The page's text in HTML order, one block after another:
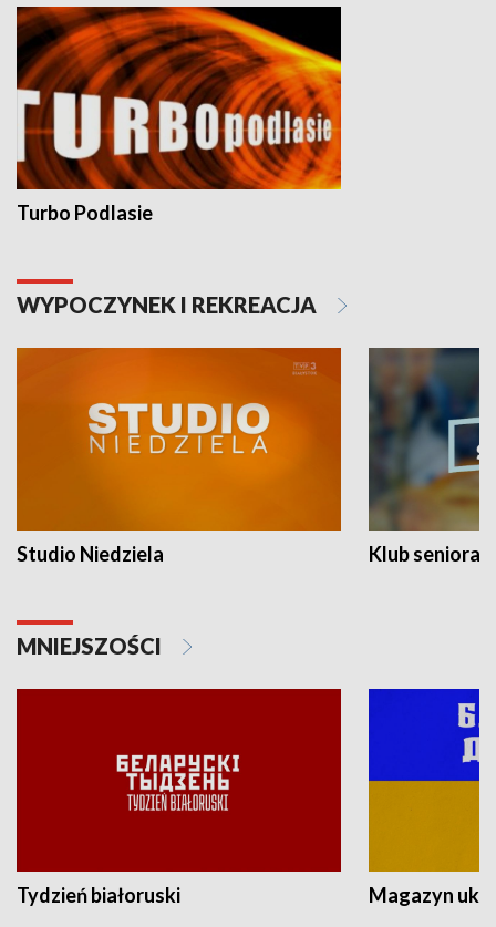
Turbo Podlasie
WYPOCZYNEK I REKREACJA
Studio Niedziela Klub seniora
MNIEJSZOŚCI
Tydzień białoruski Magazyn